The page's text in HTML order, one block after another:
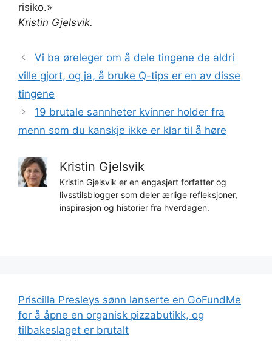
risiko.»
Kristin Gjelsvik.
Vi ba øreleger om å dele tingene de aldri
ville gjort, og ja, å bruke Q-tips er en av disse
tingene
19 brutale sannheter kvinner holder fra
menn som du kanskje ikke er klar til å høre
Kristin Gjelsvik
Kristin Gjelsvik er en engasjert forfatter og
livsstilsblogger som deler ærlige refleksjoner,
inspirasjon og historier fra hverdagen.
Priscilla Presleys sønn lanserte en GoFundMe
for å åpne en organisk pizzabutikk, og
tilbakeslaget er brutalt